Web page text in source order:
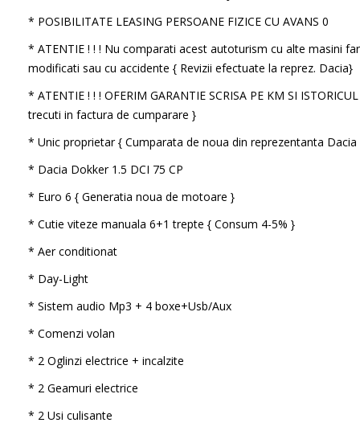
* POSIBILITATE LEASING PERSOANE FIZICE CU AVANS 0
* ATENTIE ! ! ! Nu comparati acest autoturism cu alte masini
modificati sau cu accidente { Revizii efectuate la reprez. Dacia}
* ATENTIE ! ! ! OFERIM GARANTIE SCRISA PE KM SI
trecuti in factura de cumparare }
* Unic proprietar { Cumparata de noua din reprezentanta Dacia
* Dacia Dokker 1.5 DCI 75 CP
* Euro 6 { Generatia noua de motoare }
* Cutie viteze manuala 6+1 trepte { Consum 4-5% }
* Aer conditionat
* Day-Light
* Sistem audio Mp3 + 4 boxe+Usb/Aux
* Comenzi volan
* 2 Oglinzi electrice + incalzite
* 2 Geamuri electrice
* 2 Usi culisante